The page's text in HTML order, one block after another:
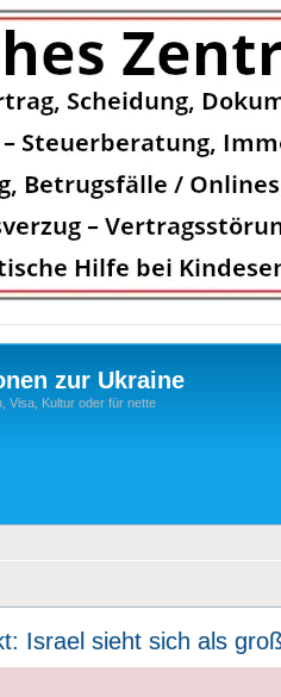
zur Ukraine
Visa, Kultur oder für nette
Israel sieht sich als